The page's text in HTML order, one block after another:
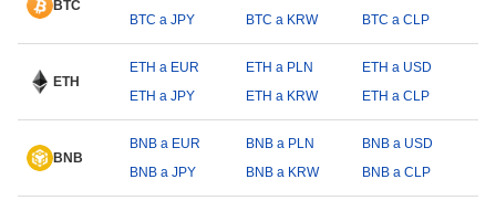
BTC
BTC a JPY
BTC a KRW BTC a CLP
ETH
ETH a EUR ETH a PLN
ETH a USD
ETH a JPY
ETH a KRW ETH a CLP
BNB
BNB a EUR BNB a PLN
BNB a USD
BNB a JPY
BNB a KRW BNB a CLP